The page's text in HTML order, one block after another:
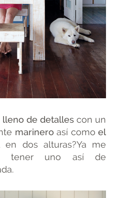
de detallescon un
marinero así como el
en dos alturas?Ya me
tener uno así de